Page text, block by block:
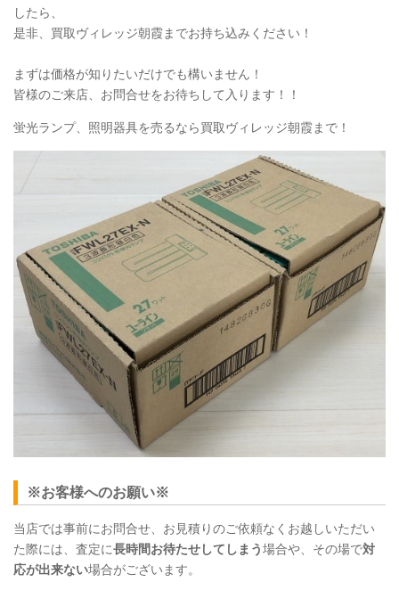
したら、
是非、買取ヴィレッジ朝霞までお持ち込みください！
まずは価格が知りたいだけでも構いません！
皆様のご来店、お問合せをお待ちして入ります！！
蛍光ランプ、照明器具を売るなら買取ヴィレッジ朝霞まで！
※お客様へのお願い※
当店では事前にお問合せ、お見積りのご依頼なくお越しいただい
た際には、査定に長時間お待たせしてしまう場合や、その場で対
応が出来ない場合がございます。